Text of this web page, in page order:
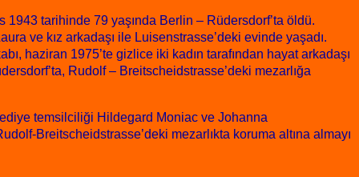
1943 tarihinde 79 yaşında Berlin – Rüdersdorf’ta öldü.
ve kız arkadaşı ile Luisenstrasse’deki evinde yaşadı.
haziran 1975’te gizlice iki kadın tarafından hayat arkadaşı
Rudolf – Breitscheidstrasse’deki mezarlığa
temsilciliği Hildegard Moniac ve Johanna
Breitscheidstrasse’deki mezarlıkta koruma altına almayı